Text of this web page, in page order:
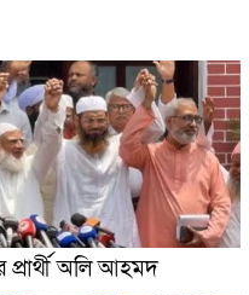
প্রার্থী অলি আহমদ